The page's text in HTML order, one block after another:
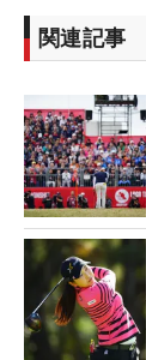
売ったのが
祝さくらプ
もののトー
験のあった
プロを尻目
それ以降の
合格、ルー
ンキング8
サ ガールズ
関連記事